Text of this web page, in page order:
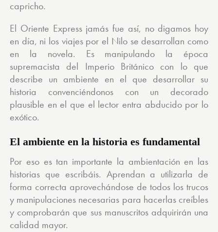
capricho.
El Oriente Express jamás fue así, no digamos hoy
en día, ni los viajes por el Nilo se desarrollan como
en la novela. Es manipulando la época
supremacista del Imperio Británico con lo que
describe un ambiente en el que desarrollar su
historia convenciéndonos con un decorado
plausible en el que el lector entra abducido por lo
exótico.
El ambiente en la historia es fundamental
Por eso es tan importante la ambientación en las
historias que escribáis. Aprendan a utilizarla de
forma correcta aprovechándose de todos los trucos
y manipulaciones necesarias para hacerlas creíbles
y comprobarán que sus manuscritos adquirirán una
calidad mayor.